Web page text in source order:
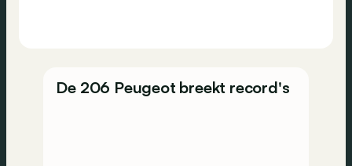
De 206 Peugeot breekt record's